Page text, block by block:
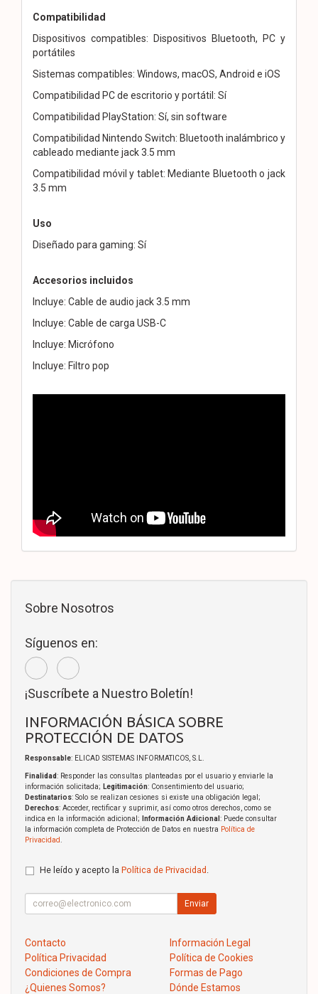
Compatibilidad
Dispositivos compatibles: Dispositivos Bluetooth, PC y
portátiles
Sistemas compatibles: Windows, macOS, Android e iOS
Compatibilidad PC de escritorio y portátil: Sí
Compatibilidad PlayStation: Sí, sin software
Compatibilidad Nintendo Switch: Bluetooth inalámbrico y
cableado mediante jack 3.5 mm
Compatibilidad móvil y tablet: Mediante Bluetooth o jack
3.5 mm
Uso
Diseñado para gaming: Sí
Accesorios incluidos
Incluye: Cable de audio jack 3.5 mm
Incluye: Cable de carga USB-C
Incluye: Micrófono
Incluye: Filtro pop
Sobre Nosotros
Síguenos en:
¡Suscríbete a Nuestro Boletín!
INFORMACIÓN BÁSICA SOBRE
PROTECCIÓN DE DATOS
Responsable: ELICAD SISTEMAS INFORMATICOS, S.L.
Finalidad: Responder las consultas planteadas por el usuario y enviarle la
información solicitada; Legitimación: Consentimiento del usuario;
Destinatarios: Solo se realizan cesiones si existe una obligación legal;
Derechos: Acceder, rectificar y suprimir, así como otros derechos, como se
indica en la información adicional;
Información Adicional : Puede consultar
la información completa de Protección de Datos en nuestra Política de
Privacidad
He leído y acepto la Política de Privacidad
Enviar
Contacto
Información Legal
Política Privacidad
Política de Cookies
Condiciones de Compra
Formas de Pago
¿Quienes Somos?
Dónde Estamos